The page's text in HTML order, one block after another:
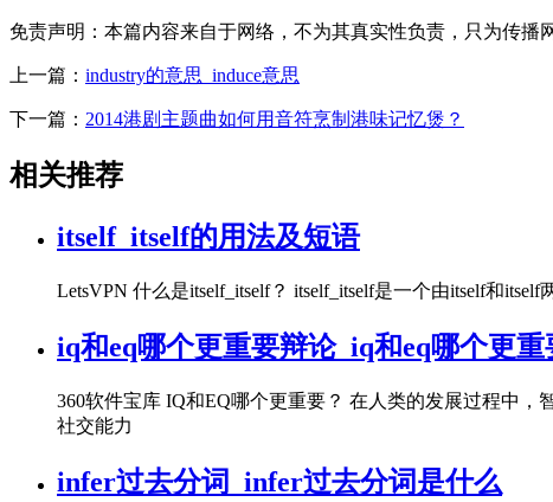
免责声明：本篇内容来自于网络，不为其真实性负责，只为传播
上一篇： industry的意思_induce意思
下一篇： 2014港剧主题曲如何用音符烹制港味记忆煲？
相关推荐
itself_itself的用法及短语
LetsVPN 什么是itself_itself？ itself_itself是一个由itself和
iq和eq哪个更重要辩论_iq和eq哪个更
360软件宝库 IQ和EQ哪个更重要？ 在人类的发展过程中
社交能力
infer过去分词_infer过去分词是什么